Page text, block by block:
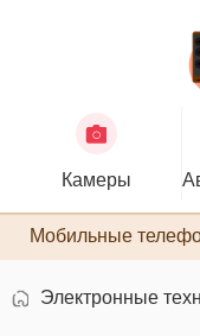
Камеры
Мобильные
Электронные